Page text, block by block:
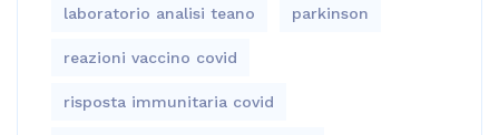
laboratorio analisi teano parkinson
reazioni vaccino covid
risposta immunitaria covid